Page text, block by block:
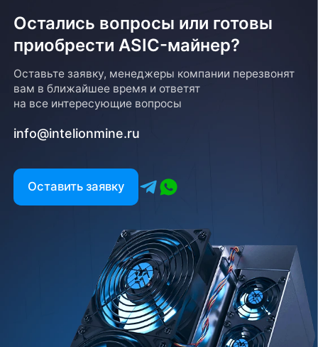
Остались вопросы или готовы
приобрести ASIC-майнер?
Оставьте заявку, менеджеры компании перезвонят
вам в ближайшее время и ответят
на все интересующие вопросы
info@intelionmine.ru
Оставить заявку